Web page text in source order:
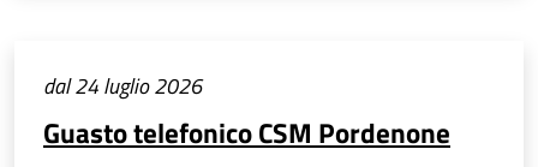
dal 24 luglio 2026
Guasto telefonico CSM Pordenone